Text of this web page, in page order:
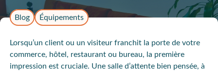
Blog Équipements
Lorsqu’un client ou un visiteur franchit la porte de votre
commerce, hôtel, restaurant ou bureau, la première
impression est cruciale. Une salle d’attente bien pensée, à